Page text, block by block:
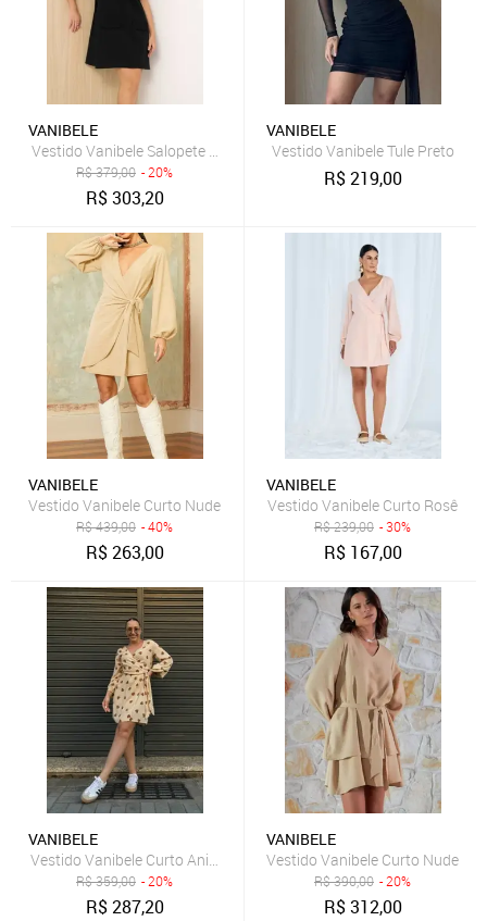
VANIBELE
Vestido Vanibele Salopete Preto
R$379,00 - 20%
R$303,20
VANIBELE
Vestido Vanibele Tule Preto
R$219,00
VANIBELE
Vestido Vanibele Curto Nude
R$439,00 - 40%
R$263,00
VANIBELE
Vestido Vanibele Curto Rosê
R$239,00 - 30%
R$ 167,00
VANIBELE
Vestido Vanibele Curto Animal Print
R$359,00 - 20%
R$287,20
VANIBELE
Vestido Vanibele Curto Nude
R$390,00 - 20%
R$312,00